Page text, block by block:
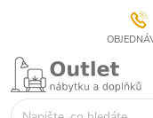
Přejít
obsah